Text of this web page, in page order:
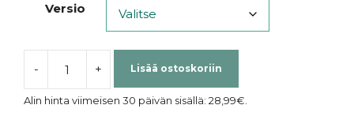
Versio
-
Kaja
|
Wink
+ Lisää ostoskoriin
Alin hinta viimeisen 30 päivän sisällä: 28,99€.